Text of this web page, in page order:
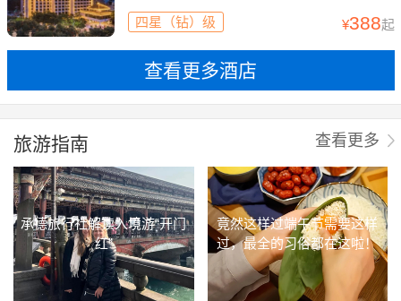
四星（钻）级 ¥388起
查看更多酒店
旅游指南 查看更多
承德旅行社解读入境游“开门
红”
竟然这样过端午节需要这样
过，最全的习俗都在这啦！